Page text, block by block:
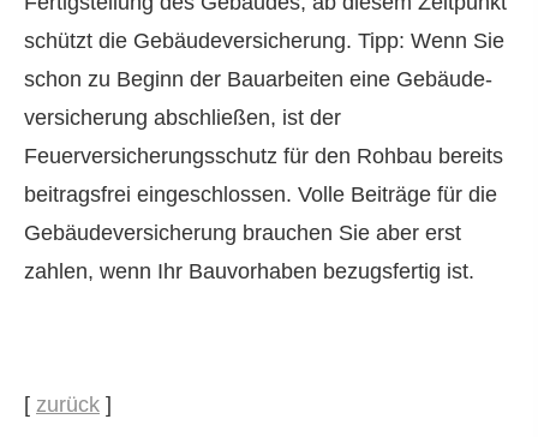
schützt die Ge­bäude­ver­si­che­rung. Tipp: Wenn Sie
schon zu Beginn der Bauarbeiten eine Ge­bäude­
ver­si­che­rung abschließen, ist der
Feuerversicherungsschutz für den Rohbau bereits
beitragsfrei eingeschlossen. Volle Beiträge für die
Ge­bäude­ver­si­che­rung brauchen Sie aber erst
zahlen, wenn Ihr Bauvorhaben bezugsfertig ist.
[ zurück ]